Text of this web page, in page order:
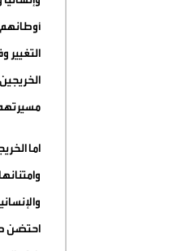
التغيير
اما
احتضن